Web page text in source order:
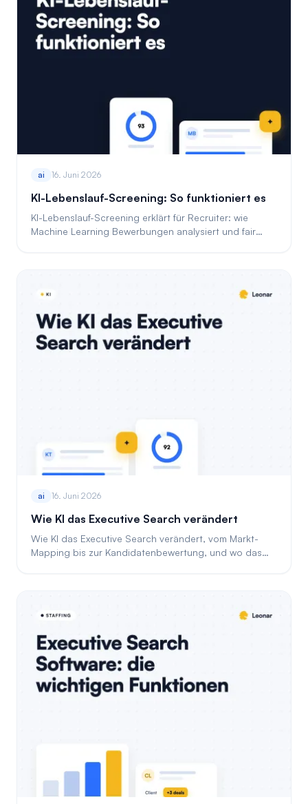
ai 16. Juni 2026
KI-Lebenslauf-Screening: So funktioniert es
KI-Lebenslauf-Screening erklärt für Recruiter: wie
Machine Learning Bewerbungen analysiert und fair
ai 16. Juni 2026
Wie KI das Executive Search verändert
Wie KI das Executive Search verändert, vom Markt-
Mapping bis zur Kandidatenbewertung, und wo das